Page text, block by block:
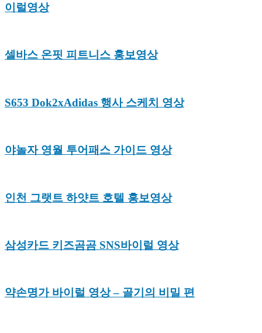
이럴영상
셀바스 온핏 피트니스 홍보영상
S653 Dok2xAdidas 행사 스케치 영상
야놀자 영월 투어패스 가이드 영상
인천 그랫트 하얏트 호텔 홍보영상
삼성카드 키즈곰곰 SNS바이럴 영상
약손명가 바이럴 영상 – 골기의 비밀 편